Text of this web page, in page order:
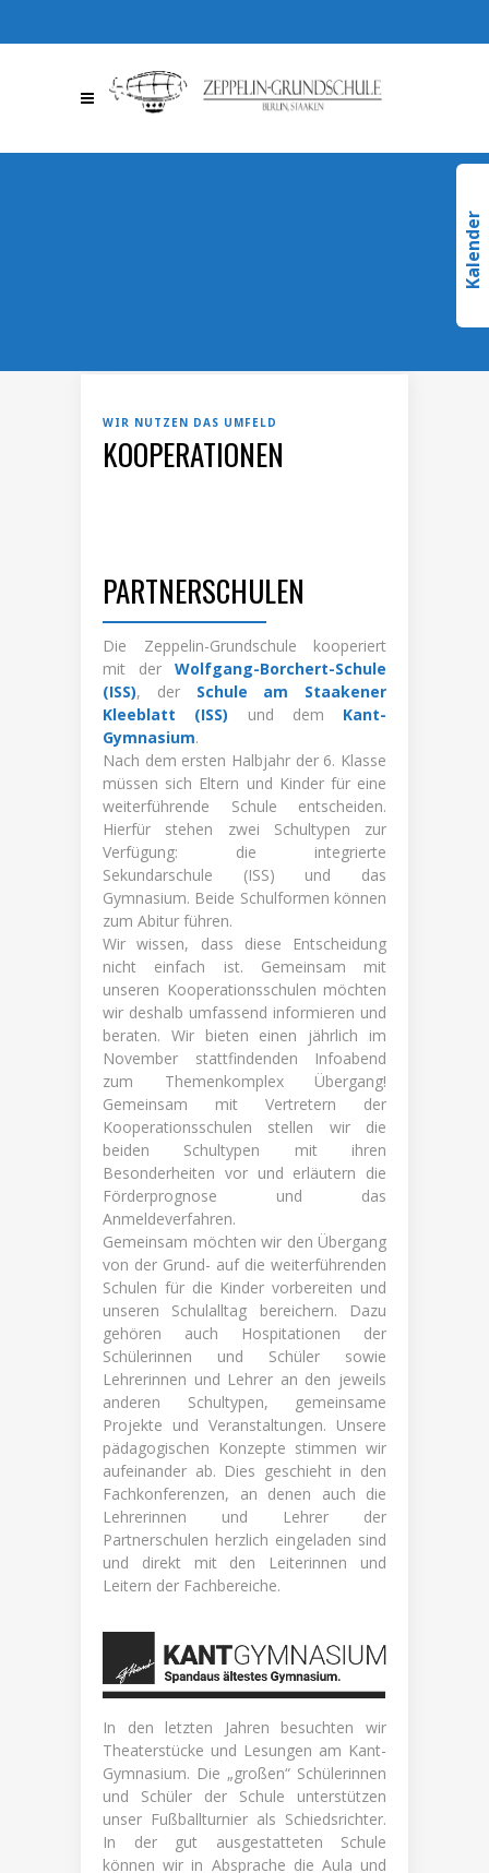
367095123
info@zeppelin-
gs.de
WIR NUTZEN DAS UMFELD
KOOPERATIONEN
PARTNERSCHULEN
Die Zeppelin-Grundschule kooperiert
mit der Wolfgang-Borchert-Schule
(ISS), der Schule am Staakener
Kleeblatt (ISS) und dem Kant-
Gymnasium.
Nach dem ersten Halbjahr der 6. Klasse
müssen sich Eltern und Kinder für eine
weiterführende Schule entscheiden.
Hierfür stehen zwei Schultypen zur
Verfügung: die integrierte
Sekundarschule (ISS) und das
Gymnasium. Beide Schulformen können
zum Abitur führen.
Wir wissen, dass diese Entscheidung
nicht einfach ist. Gemeinsam mit
unseren Kooperationsschulen möchten
wir deshalb umfassend informieren und
beraten. Wir bieten einen jährlich im
November stattfindenden Infoabend
zum Themenkomplex Übergang!
Gemeinsam mit Vertretern der
Kooperationsschulen stellen wir die
beiden Schultypen mit ihren
Besonderheiten vor und erläutern die
Förderprognose und das
Anmeldeverfahren.
Gemeinsam möchten wir den Übergang
von der Grund- auf die weiterführenden
Schulen für die Kinder vorbereiten und
unseren Schulalltag bereichern. Dazu
gehören auch Hospitationen der
Schülerinnen und Schüler sowie
Lehrerinnen und Lehrer an den jeweils
anderen Schultypen, gemeinsame
Projekte und Veranstaltungen. Unsere
pädagogischen Konzepte stimmen wir
aufeinander ab. Dies geschieht in den
Fachkonferenzen, an denen auch die
Lehrerinnen und Lehrer der
Partnerschulen herzlich eingeladen sind
und direkt mit den Leiterinnen und
Leitern der Fachbereiche.
In den letzten Jahren besuchten wir
Theaterstücke und Lesungen am Kant-
Gymnasium. Die „großen“ Schülerinnen
und Schüler der Schule unterstützen
unser Fußballturnier als Schiedsrichter.
In der gut ausgestatteten Schule
können wir in Absprache die Aula und
Kalender